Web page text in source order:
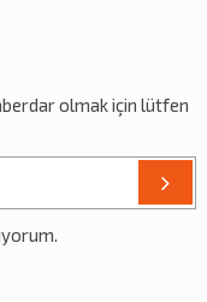
olmak için lütfen